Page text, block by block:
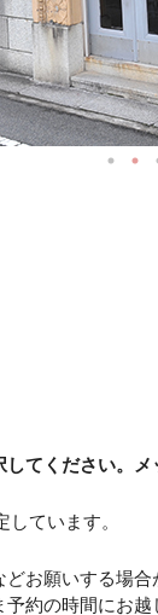
ください。メ
ています。
お願いする場合
約の時間にお越